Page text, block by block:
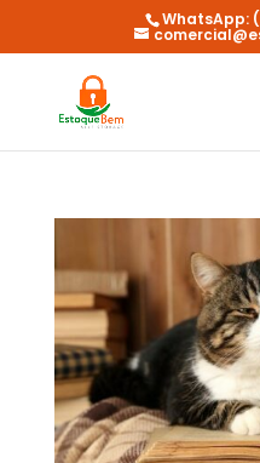
WhatsApp: